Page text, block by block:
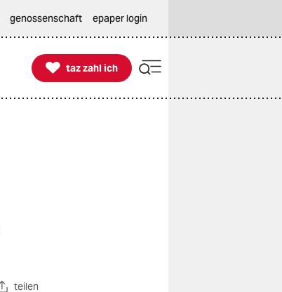
genossenschaft epaper login

taz zahl ich
taz zahl ich
teilen